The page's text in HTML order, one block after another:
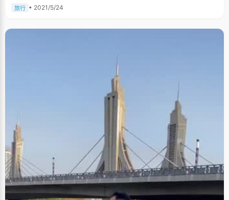
旅行 • 2021/5/24